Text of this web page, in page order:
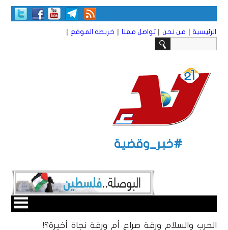
الرئيسية | من نحن | تواصل معنا | خريطة الموقع |
#خبر_وقضية
الحرب والسلام ورقة صراع أم ورقة نجاة أخيرة؟!